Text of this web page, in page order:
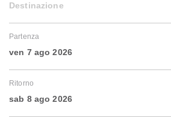
Destinazione
Partenza
ven 7 ago 2026
Ritorno
sab 8 ago 2026